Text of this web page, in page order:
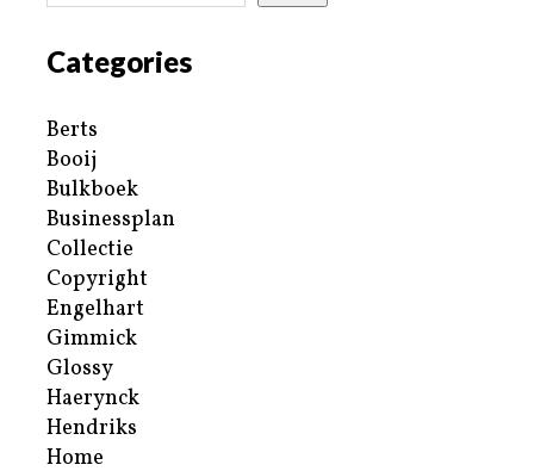
Categories
Berts
Booij
Bulkboek
Businessplan
Collectie
Copyright
Engelhart
Gimmick
Glossy
Haerynck
Hendriks
Home